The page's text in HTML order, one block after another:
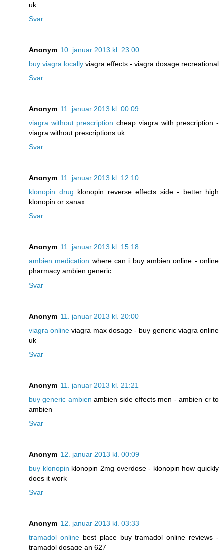
uk
Svar
Anonym 10. januar 2013 kl. 23:00
buy viagra locally viagra effects - viagra dosage recreational
Svar
Anonym 11. januar 2013 kl. 00:09
viagra without prescription cheap viagra with prescription -
viagra without prescriptions uk
Svar
Anonym 11. januar 2013 kl. 12:10
klonopin drug klonopin reverse effects side - better high
klonopin or xanax
Svar
Anonym 11. januar 2013 kl. 15:18
ambien medication where can i buy ambien online - online
pharmacy ambien generic
Svar
Anonym 11. januar 2013 kl. 20:00
viagra online viagra max dosage - buy generic viagra online
uk
Svar
Anonym 11. januar 2013 kl. 21:21
buy generic ambien ambien side effects men - ambien cr to
ambien
Svar
Anonym 12. januar 2013 kl. 00:09
buy klonopin klonopin 2mg overdose - klonopin how quickly
does it work
Svar
Anonym 12. januar 2013 kl. 03:33
tramadol onlinebest place buy tramadol online reviews -
tramadol dosage an 627